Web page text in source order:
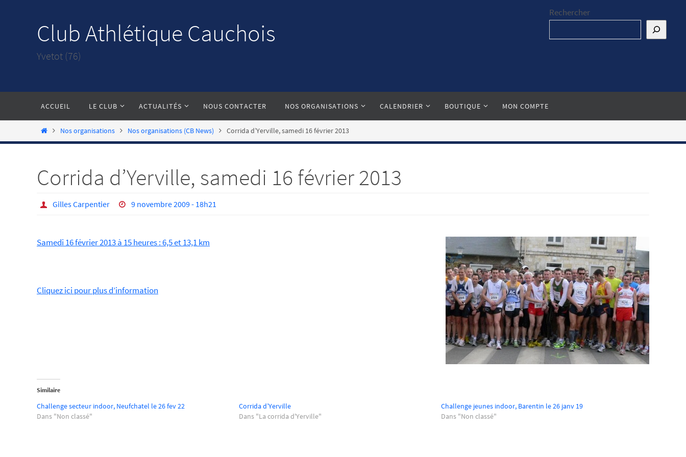
Club Athlétique Cauchois
Yvetot (76)
Rechercher
le
ACCUEIL LE CLUB ACTUALITÉS NOUS CONTACTER NOS ORGANISATIONS CALENDRIER BOUTIQUE MON COMPTE
HomeNos organisations Nos organisations (CB News) Corrida d’Yerville, samedi 16 février 2013
Corrida d’Yerville, samedi 16 février 2013
Gilles Carpentier 9 novembre 2009 - 18h21
Samedi 16 février 2013 à 15 heures : 6,5 et 13,1 km
Cliquez ici pour plus d’information
Similaire
Challenge secteur indoor, Neufchatel le 26 fev 22
Dans "Non classé"
Corrida d’Yerville
Dans "La corrida d'Yerville"
Challenge jeunes indoor, Barentin le 26 janv 19
Dans "Non classé"